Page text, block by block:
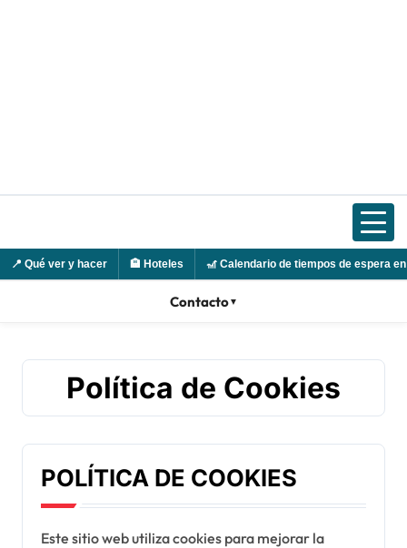
📍 Qué ver y hacer 🏨 Hoteles 🎢 Calendario de tiempos de espera
Contacto▼
Política de Cookies
POLÍTICA DE COOKIES
Este sitio web utiliza cookies para mejorar la